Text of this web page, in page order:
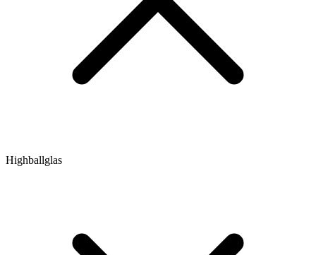
Highballglas